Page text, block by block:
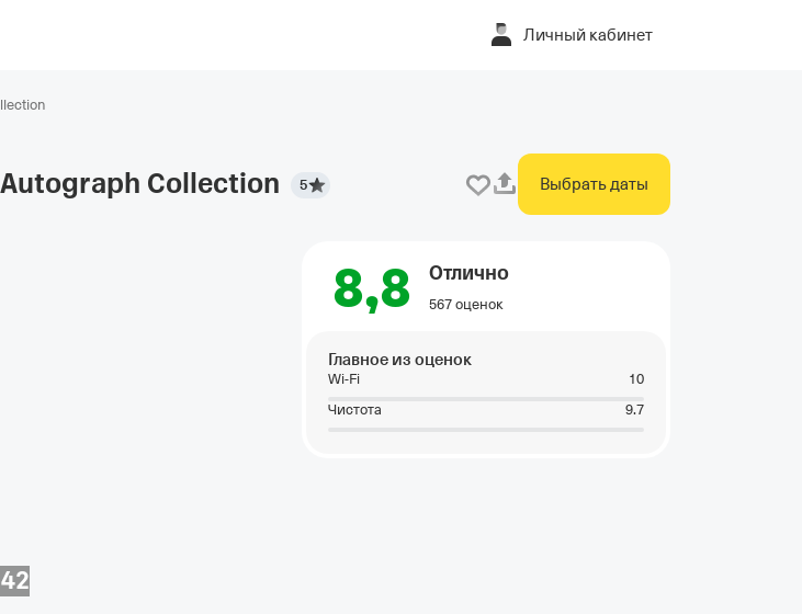
Личный кабинет
Collection 5 Выбрать даты
8,8 Отлично
567 оценок
Главное из оценок
Wi-Fi
10
Чистота
9.7